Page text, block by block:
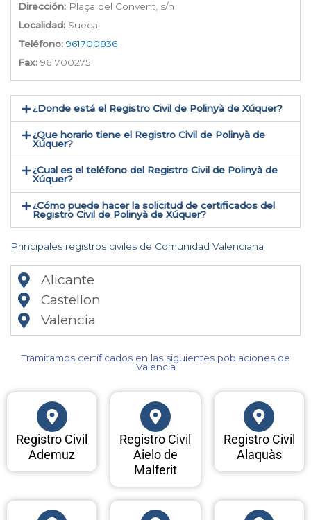
Dirección: Plaça del Convent, s/n
Localidad: Sueca
Teléfono: 961700836
Fax: 961700275
¿Donde está el Registro Civil de Polinyà de Xúquer​?
¿Que horario tiene el Registro Civil de Polinyà de
Xúquer?
¿Cual es el teléfono del Registro Civil de Polinyà de
Xúquer​?
¿Cómo puede hacer la solicitud de certificados del
Registro Civil de Polinyà de Xúquer​?
Principales registros civiles de Comunidad Valenciana
Alicante
Castellon
Valencia
Tramitamos certificados en las siguientes poblaciones de
Valencia​
Registro Civil
Ademuz
Registro Civil
Aielo de
Malferit
Registro Civil
Alaquàs